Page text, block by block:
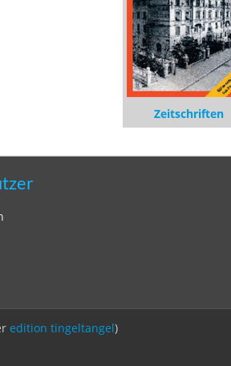
Zeitschriften
edition tingeltangel)